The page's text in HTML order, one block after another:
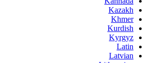
Kazakh
Khmer
Kurdish
Kyrgyz
Latin
Latvian